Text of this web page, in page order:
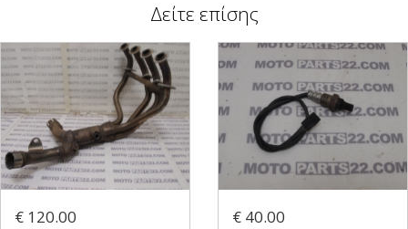
Δείτε επίσης
€ 120.00 € 40.00